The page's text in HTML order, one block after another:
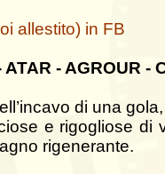
allestito) in FB
- AGROUR -
di una
e rigogliose di
rigenerante.